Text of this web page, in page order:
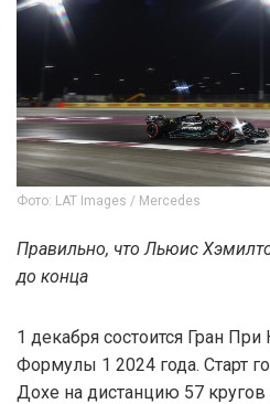
Фото: LAT Images / Mercedes
Правильно, что Льюис
до конца
1 декабря состоится Гран При
Формулы 1 2024 года. Старт
Дохе на дистанцию 57 кругов